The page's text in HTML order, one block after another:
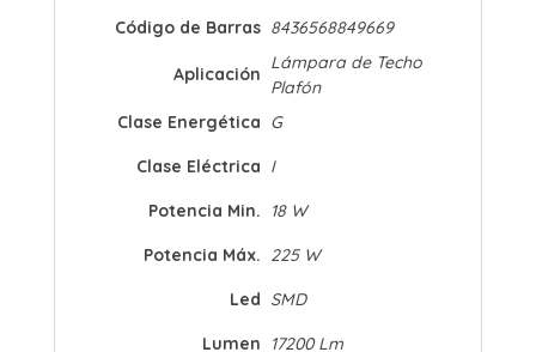
Código de Barras 8436568849669
Aplicación
Lámpara de Techo
Plafón
Clase Energética G
Clase Eléctrica I
Potencia Min. 18 W
Potencia Máx. 225 W
Led SMD
Lumen 17200 Lm